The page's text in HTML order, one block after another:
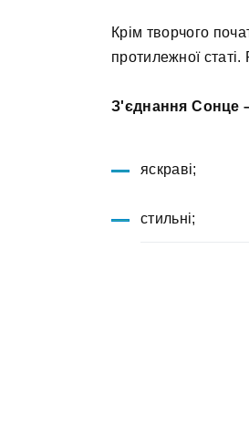
Крім творчого
протилежної
З'єднання Сонце
яскраві;
стильні;